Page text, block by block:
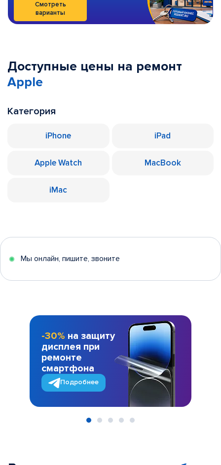
Смотреть
варианты
Доступные цены на ремонт
Apple
Категория
iPhone iPad
Apple Watch MacBook
iMac
Мы онлайн, пишите, звоните
-30% на защиту
дисплея при
ремонте
смартфона
Подробнее